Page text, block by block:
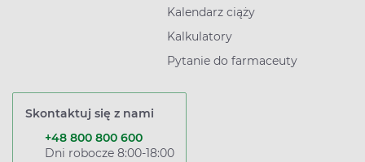
Kalendarz ciąży
Kalkulatory
Pytanie do farmaceuty
Skontaktuj się z nami
+48 800 800 600
Dni robocze 8:00-18:00